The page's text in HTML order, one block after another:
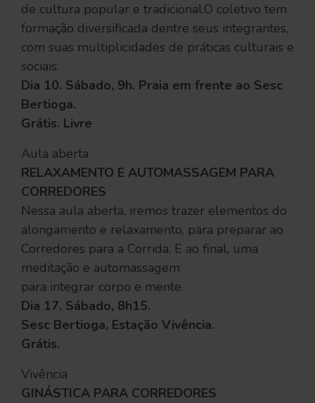
de cultura popular e tradicional.O coletivo tem
formação diversificada dentre seus integrantes,
com suas multiplicidades de práticas culturais e
sociais.
Dia 10. Sábado, 9h. Praia em frente ao Sesc
Bertioga.
Grátis. Livre
Aula aberta
RELAXAMENTO E AUTOMASSAGEM PARA
CORREDORES
Nessa aula aberta, iremos trazer elementos do
alongamento e relaxamento, para preparar ao
Corredores para a Corrida. E ao final, uma
meditação e automassagem
para integrar corpo e mente.
Dia 17. Sábado, 8h15.
Sesc Bertioga, Estação Vivência.
Grátis.
Vivência
GINÁSTICA PARA CORREDORES